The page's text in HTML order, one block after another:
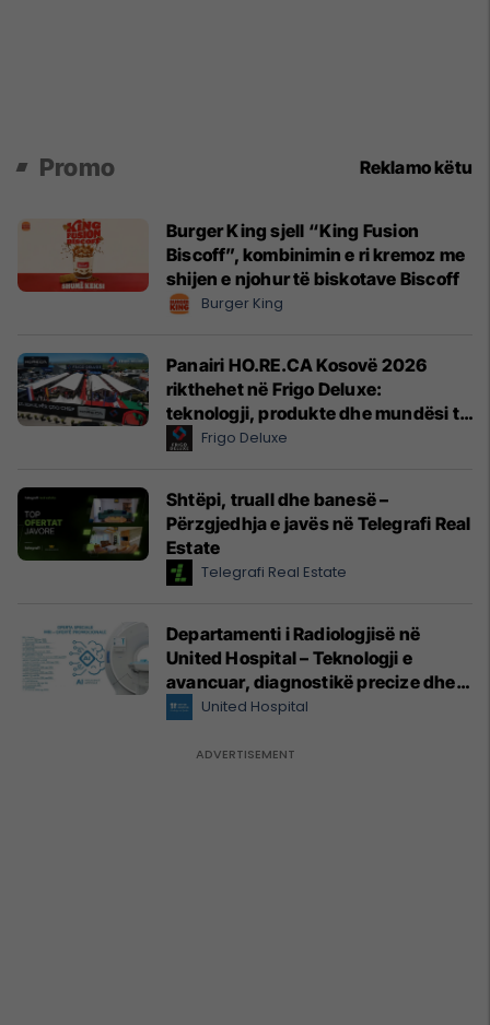
Promo Reklamo këtu
Burger King sjell “King Fusion
Biscoff”, kombinimin e ri kremoz me
shijen e njohur të biskotave Biscoff
Burger King
Panairi HO.RE.CA Kosovë 2026
rikthehet në Frigo Deluxe:
teknologji, produkte dhe mundësi të
reja për hoteleri dhe gastronomi
Frigo Deluxe
Shtëpi, truall dhe banesë –
Përzgjedhja e javës në Telegrafi Real
Estate
Telegrafi Real Estate
Departamenti i Radiologjisë në
United Hospital – Teknologji e
avancuar, diagnostikë precize dhe
kujdes profesional
United Hospital